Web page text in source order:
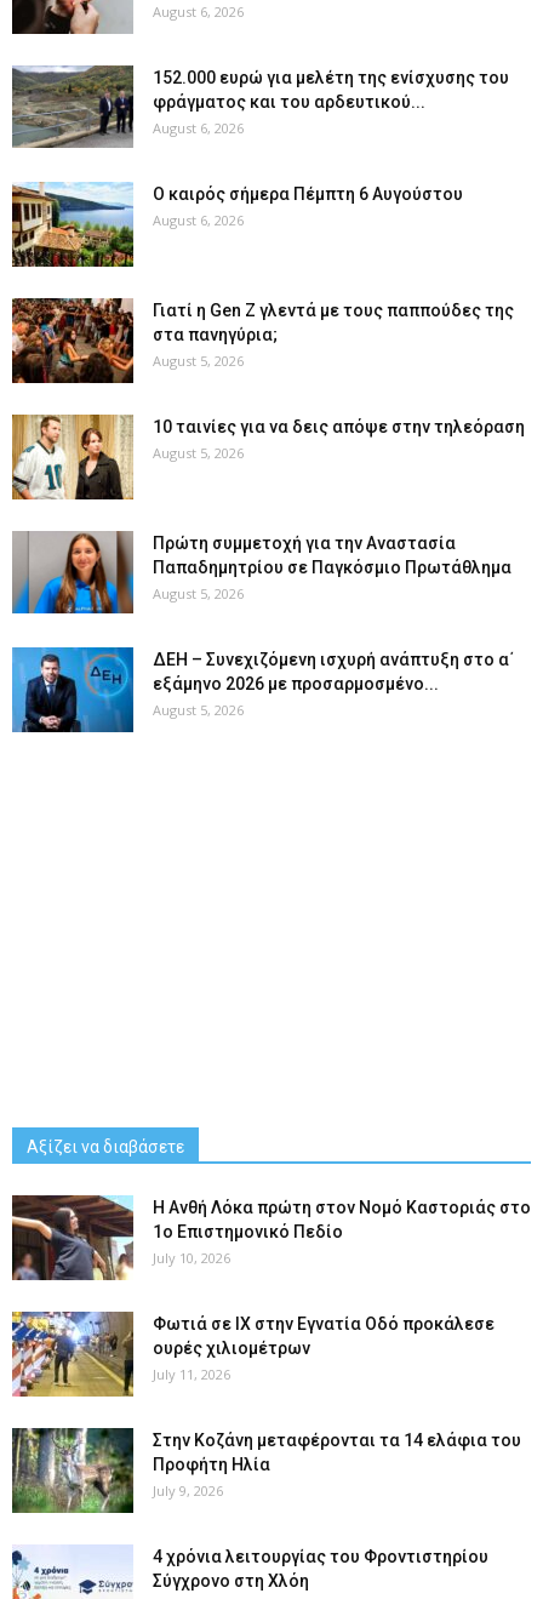
August 6, 2026
152.000 ευρώ για μελέτη της ενίσχυσης του
φράγματος και του αρδευτικού...
August 6, 2026
Ο καιρός σήμερα Πέμπτη 6 Αυγούστου
August 6, 2026
Γιατί η Gen Z γλεντά με τους παππούδες της
στα πανηγύρια;
August 5, 2026
10 ταινίες για να δεις απόψε στην τηλεόραση
August 5, 2026
Πρώτη συμμετοχή για την Αναστασία
Παπαδημητρίου σε Παγκόσμιο Πρωτάθλημα
August 5, 2026
ΔΕΗ – Συνεχιζόμενη ισχυρή ανάπτυξη στο α΄
εξάμηνο 2026 με προσαρμοσμένο...
August 5, 2026
Αξίζει να διαβάσετε
Η Ανθή Λόκα πρώτη στον Νομό Καστοριάς στο
1ο Επιστημονικό Πεδίο
July 10, 2026
Φωτιά σε ΙΧ στην Εγνατία Οδό προκάλεσε
ουρές χιλιομέτρων
July 11, 2026
Στην Κοζάνη μεταφέρονται τα 14 ελάφια του
Προφήτη Ηλία
July 9, 2026
4 χρόνια λειτουργίας του Φροντιστηρίου
Σύγχρονο στη Χλόη